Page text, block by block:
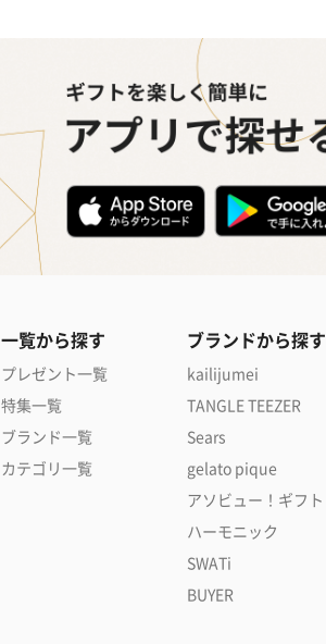
一覧から探す
プレゼント一覧
特集一覧
ブランド一覧
カテゴリ一覧
ブランドから探す
kailijumei
TANGLE TEEZER
Sears
gelato pique
アソビュー！ギフト
ハーモニック
SWATi
BUYER